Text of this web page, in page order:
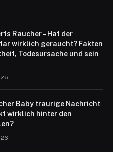
Raucher – Hat der
wirklich geraucht? Fakten
Todesursache und sein
Baby traurige Nachricht
wirklich hinter den